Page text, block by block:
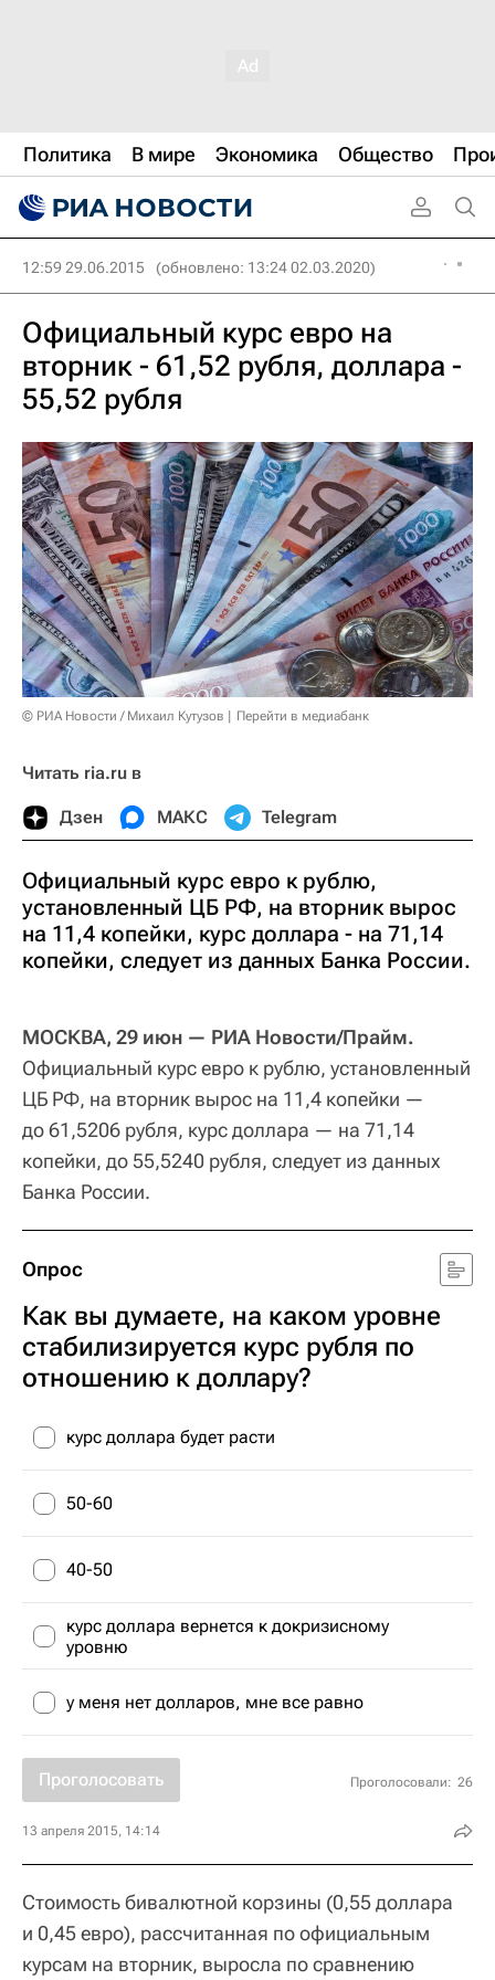
Политика В мире Экономика Общество
12:59 29.06.2015 (обновлено: 13:24 02.03.2020)
Официальный курс евро на
вторник - 61,52 рубля, доллара -
55,52 рубля
© РИА Новости / Михаил Кутузов Перейти в медиабанк
Читать ria.ru в
Дзен МАКС Telegram
Официальный курс евро к рублю,
установленный ЦБ РФ, на вторник вырос
на 11,4 копейки, курс доллара - на 71,14
копейки, следует из данных Банка России.
МОСКВА, 29 июн — РИА Новости/Прайм.
Официальный курс евро к рублю, установленный
ЦБ РФ, на вторник вырос на 11,4 копейки —
до 61,5206 рубля, курс доллара — на 71,14
копейки, до 55,5240 рубля, следует из данных
Банка России.
Опрос
Как вы думаете, на каком уровне
стабилизируется курс рубля по
отношению к доллару?
курс доллара будет расти
50-60
40-50
курс доллара вернется к докризисному
уровню
у меня нет долларов, мне все равно
Проголосовать Проголосовали: 26
13 апреля 2015, 14:14
Стоимость бивалютной корзины (0,55 доллара
и 0,45 евро), рассчитанная по официальным
курсам на вторник, выросла по сравнению